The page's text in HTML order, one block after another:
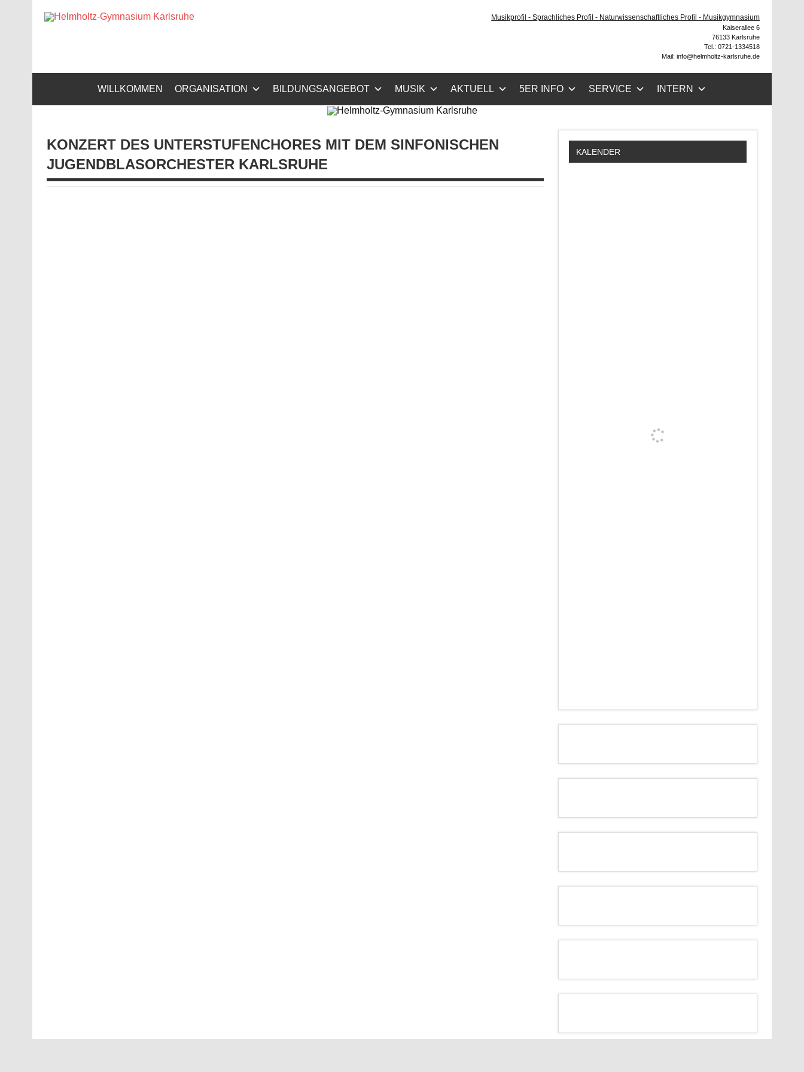
Helmholtz-Gymnasium KarlsruheMusikprofil - Sprachliches Profil - Naturwissenschaftliches Profil - Musikgymnasium
Kaiserallee 6
76133 Karlsruhe
Tel.: 0721-1334518
Mail: info@helmholtz-karlsruhe.de
WILLKOMMEN ORGANISATION BILDUNGSANGEBOT MUSIK AKTUELL 5ER INFO SERVICE INTERN
KONZERT DES UNTERSTUFENCHORES MIT DEM SINFONISCHEN
JUGENDBLASORCHESTER KARLSRUHE
KALENDER